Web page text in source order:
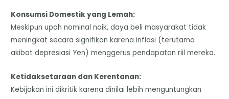
Konsumsi Domestik yang Lemah:
Meskipun upah nominal naik, daya beli masyarakat tidak
meningkat secara signifikan karena inflasi (terutama
akibat depresiasi Yen) menggerus pendapatan riil mereka.
Ketidaksetaraan dan Kerentanan:
Kebijakan ini dikritik karena dinilai lebih menguntungkan